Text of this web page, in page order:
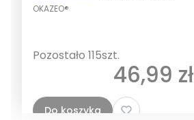
OKAZEO®
Pozostało 115szt.
Cena
46,99 zł
Do koszyka